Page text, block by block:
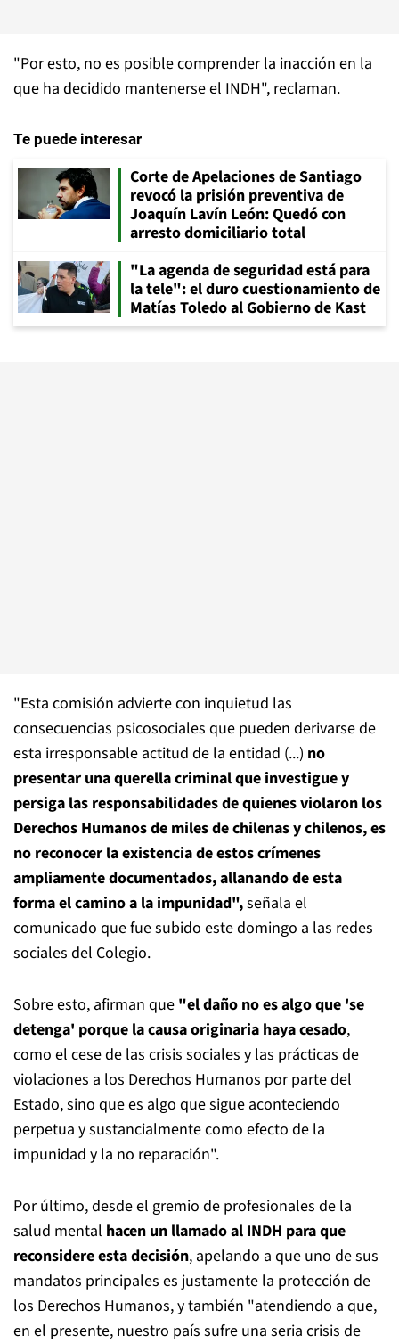
"Por esto, no es posible comprender la inacción en la
que ha decidido mantenerse el INDH", reclaman.
Te puede interesar
Corte de Apelaciones de Santiago
revocó la prisión preventiva de
Joaquín Lavín León: Quedó con
arresto domiciliario total
"La agenda de seguridad está para
la tele": el duro cuestionamiento de
Matías Toledo al Gobierno de Kast
"Esta comisión advierte con inquietud las
consecuencias psicosociales que pueden derivarse de
esta irresponsable actitud de la entidad (...) no
presentar una querella criminal que investigue y
persiga las responsabilidades de quienes violaron los
Derechos Humanos de miles de chilenas y chilenos, es
no reconocer la existencia de estos crímenes
ampliamente documentados, allanando de esta
forma el camino a la impunidad",señala el
comunicado que fue subido este domingo a las redes
sociales del Colegio.
Sobre esto, afirman que "el daño no es algo que 'se
detenga' porque la causa originaria haya cesado,
como el cese de las crisis sociales y las prácticas de
violaciones a los Derechos Humanos por parte del
Estado, sino que es algo que sigue aconteciendo
perpetua y sustancialmente como efecto de la
impunidad y la no reparación".
Por último, desde el gremio de profesionales de la
salud mental hacen un llamado al INDH para que
reconsidere esta decisión, apelando a que uno de sus
mandatos principales es justamente la protección de
los Derechos Humanos, y también "atendiendo a que,
en el presente, nuestro país sufre una seria crisis de